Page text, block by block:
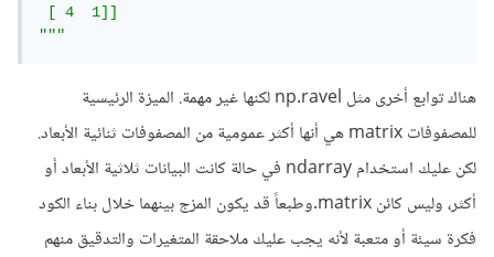
"""
هناك توابع أخرى مثل np.ravel لكنها غير مهمة. الميزة الرئيسية
للمصفوفات matrix هي أنها أكثر عمومية من المصفوفات ثنائية الأبعاد.
لكن عليك استخدام ndarray في حالة كانت البيانات ثلاثية الأبعاد أو
أكثر، وليس كائن matrix.وطبعاً قد يكون المزج بينهما خلال بناء الكود
فكرة سيئة أو متعبة لأنه يجب عليك ملاحقة المتغيرات والتدقيق منهم